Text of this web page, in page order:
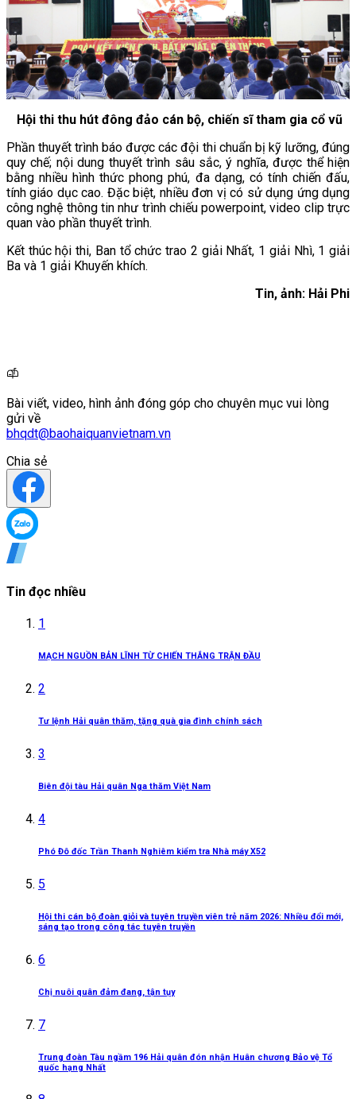
Hội thi thu hút đông đảo cán bộ, chiến sĩ tham gia cổ vũ
Phần thuyết trình báo được các đội thi chuẩn bị kỹ lưỡng, đúng
quy chế; nội dung thuyết trình sâu sắc, ý nghĩa, được thể hiện
bằng nhiều hình thức phong phú, đa dạng, có tính chiến đấu,
tính giáo dục cao. Đặc biệt, nhiều đơn vị có sử dụng ứng dụng
công nghệ thông tin như trình chiếu powerpoint, video clip trực
quan vào phần thuyết trình.
Kết thúc hội thi, Ban tổ chức trao 2 giải Nhất, 1 giải Nhì, 1 giải
Ba và 1 giải Khuyến khích.
Tin, ảnh: Hải Phi
Bài viết, video, hình ảnh đóng góp cho chuyên mục vui lòng
gửi về
bhqdt@baohaiquanvietnam.vn
Chia sẻ
Tin đọc nhiều
1
MẠCH NGUỒN BẢN LĨNH TỪ CHIẾN THẮNG TRẬN ĐẦU
2
Tư lệnh Hải quân thăm, tặng quà gia đình chính sách
3
Biên đội tàu Hải quân Nga thăm Việt Nam
4
Phó Đô đốc Trần Thanh Nghiêm kiểm tra Nhà máy X52
5
Hội thi cán bộ đoàn giỏi và tuyên truyền viên trẻ năm 2026: Nhiều đổi mới,
sáng tạo trong công tác tuyên truyền
6
Chị nuôi quân đảm đang, tận tụy
7
Trung đoàn Tàu ngầm 196 Hải quân đón nhận Huân chương Bảo vệ Tổ
quốc hạng Nhất